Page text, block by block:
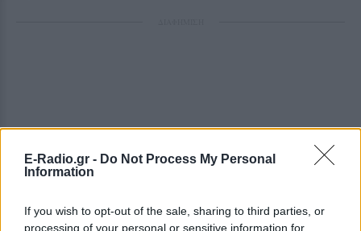
E-Radio.gr - Do Not Process My Personal
Information
If you wish to opt-out of the sale, sharing to third parties, or
processing of your personal or sensitive information for